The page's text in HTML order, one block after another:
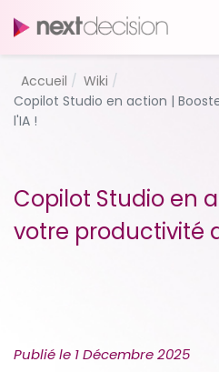
Accueil
Wiki
Copilot Studio en action |
l'IA !
Copilot Studio en
votre productivité
Publié le 1 Décembre 2025